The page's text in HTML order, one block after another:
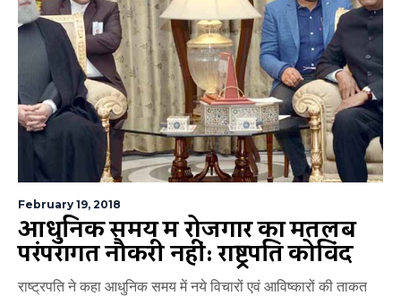
February 19, 2018
आधुनिक समय में रोजगार का मतलब
परंपरागत नौकरी नहीं: राष्ट्रपति कोविंद
राष्ट्रपति ने कहा आधुनिक समय में नये विचारों एवं आविष्कारों की ताकत